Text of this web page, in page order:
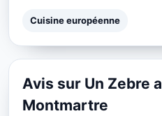
Cuisine européenne
Avis sur Un Zebre a
Montmartre